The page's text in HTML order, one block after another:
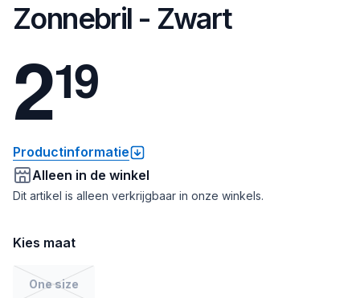
Zonnebril - Zwart
219
Productinformatie
Alleen in de winkel
Dit artikel is alleen verkrijgbaar in onze winkels.
Kies maat
One size